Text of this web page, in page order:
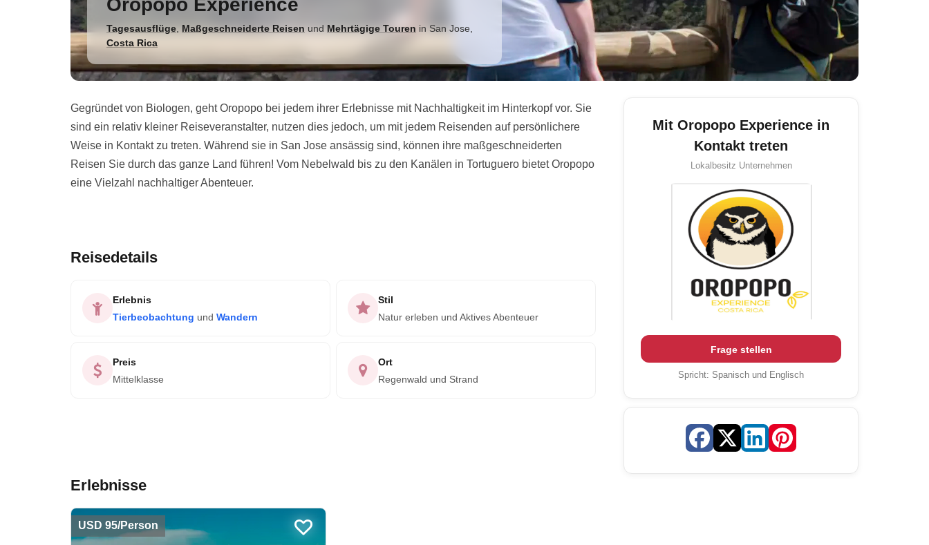
Oropopo Experience
Tagesausflüge Maßgeschneiderte Reisen und Mehrtägige Touren in San Jose
Costa Rica
Gegründet von Biologen, geht Oropopo bei jedem ihrer Erlebnisse mit Nachhaltigkeit im Hinterkopf vor. Sie
sind ein relativ kleiner Reiseveranstalter, nutzen dies jedoch, um mit jedem Reisenden auf persönlichere
Weise in Kontakt zu treten. Während sie in San Jose ansässig sind, können ihre maßgeschneiderten
Reisen Sie durch das ganze Land führen! Vom Nebelwald bis zu den Kanälen in Tortuguero bietet Oropopo
eine Vielzahl nachhaltiger Abenteuer.
Reisedetails
Erlebnis
Tierbeobachtung und Wandern
Stil
Natur erleben und Aktives Abenteuer
Preis
Mittelklasse
Ort
Regenwald und Strand
Mit Oropopo Experience in
Kontakt treten
Lokalbesitz Unternehmen
Frage stellen
Spricht: Spanisch und Englisch
Erlebnisse
USD 95/Person